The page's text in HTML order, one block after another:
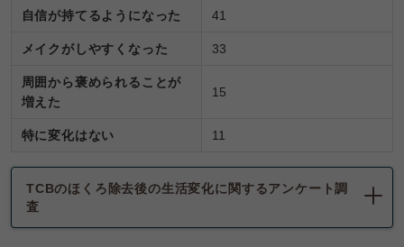
自信が持てるようになった 41
メイクがしやすくなった 33
周囲から褒められることが
増えた
15
特に変化はない 11
TCBのほくろ除去後の生活変化に関するアンケート調
査